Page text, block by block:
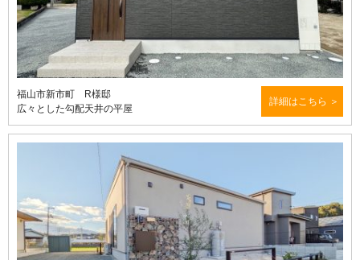
福山市新市町 R様邸
広々とした勾配天井の平屋
詳細はこちら